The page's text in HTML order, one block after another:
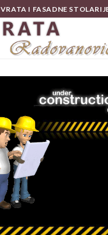
I FASADNE